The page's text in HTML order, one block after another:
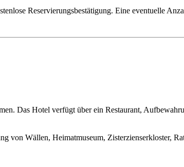
Reservierungsbestätigung. Eine eventuelle
Das Hotel verfügt über ein Restaurant,
von Wällen, Heimatmuseum, Zisterzienserkloster,